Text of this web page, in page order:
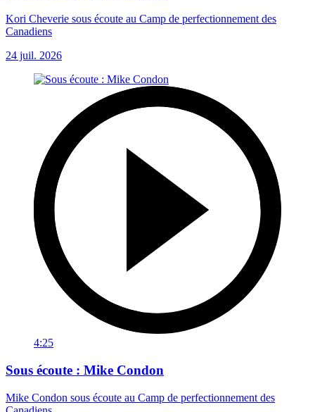
Kori Cheverie sous écoute au Camp de perfectionnement des
Canadiens
24 juil. 2026
4:25
Sous écoute : Mike Condon
Mike Condon sous écoute au Camp de perfectionnement des